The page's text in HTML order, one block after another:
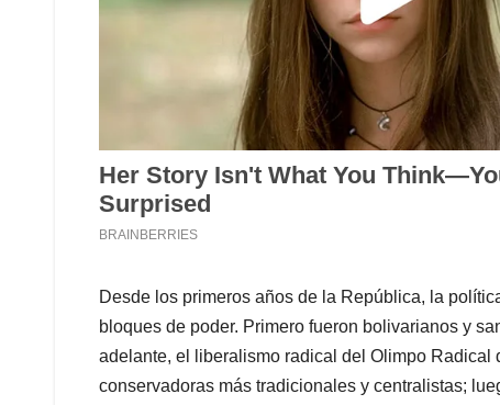
Desde los primeros años de la República, la
bloques de poder. Primero fueron bolivarianos y
adelante, el liberalismo radical del Olimpo
conservadoras más tradicionales y centralistas;